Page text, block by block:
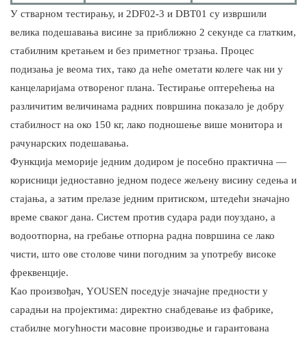
У стварном тестирању, и 2DF02-3 и DBT01 су извршили
велика подешавања висине за приближно 2 секунде са глатким,
стабилним кретањем и без приметног трзања. Процес
подизања је веома тих, тако да неће ометати колеге чак ни у
канцеларијама отвореног плана. Тестирање оптерећења на
различитим величинама радних површина показало је добру
стабилност на око 150 кг, лако подношење више монитора и
рачунарских подешавања.
Функција меморије једним додиром је посебно практична —
корисници једноставно једном подесе жељену висину седења и
стајања, а затим прелазе једним притиском, штедећи значајно
време сваког дана. Систем против судара ради поуздано, а
водоотпорна, на гребање отпорна радна површина се лако
чисти, што ове столове чини погодним за употребу високе
фреквенције.
Као произвођач, YOUSEN поседује значајне предности у
сарадњи на пројектима: директно снабдевање из фабрике,
стабилне могућности масовне производње и гарантована